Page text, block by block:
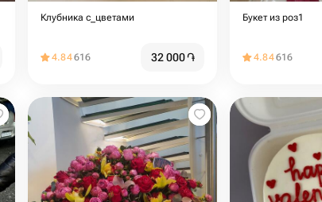
Клубника с_цветами
4.84616 32 000֏
Букет из роз1
4.84616